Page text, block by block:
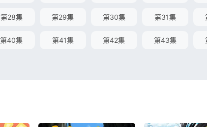
第28集 第29集 第30集 第31集
第40集 第41集 第42集 第43集